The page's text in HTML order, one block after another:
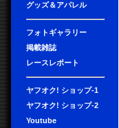
グッズ＆アパレル
フォトギャラリー
掲載雑誌
レースレポート
ヤフオク! ショップ-1
ヤフオク! ショップ-2
Youtube